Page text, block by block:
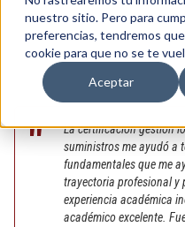
nuestro sitio. Pero para
preferencias, tendremos
cookie para que no se te
Aceptar
La certificación gestión
suministros me ayudó a
fundamentales que me
trayectoria profesional y
experiencia académica
académico excelente.